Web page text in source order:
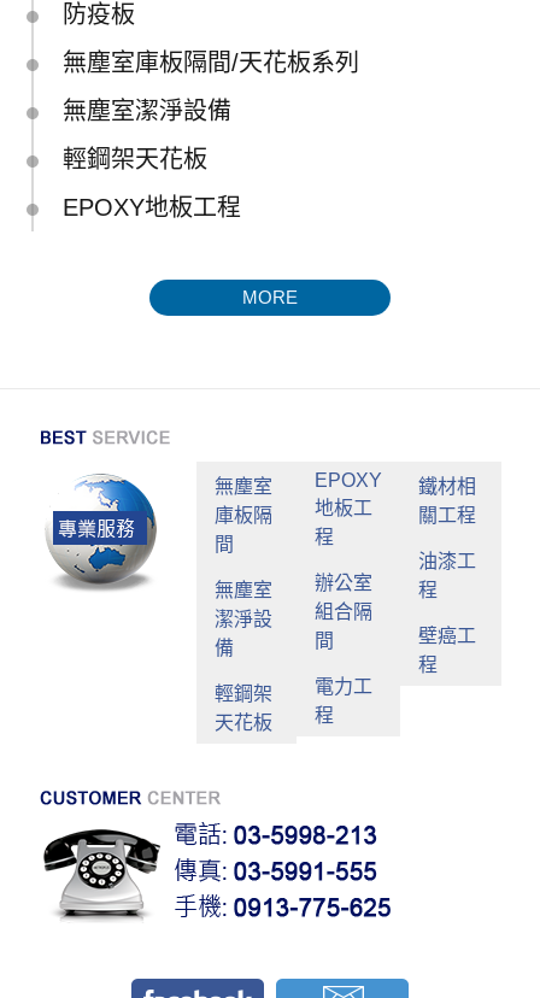
防疫板
無塵室庫板隔間/天花板系列
無塵室潔淨設備
輕鋼架天花板
EPOXY地板工程
MORE
無塵室
庫板隔
間
無塵室
潔淨設
備
輕鋼架
天花板
EPOXY
地板工
程
辦公室
組合隔
間
電力工
程
鐵材相
關工程
油漆工
程
壁癌工
程